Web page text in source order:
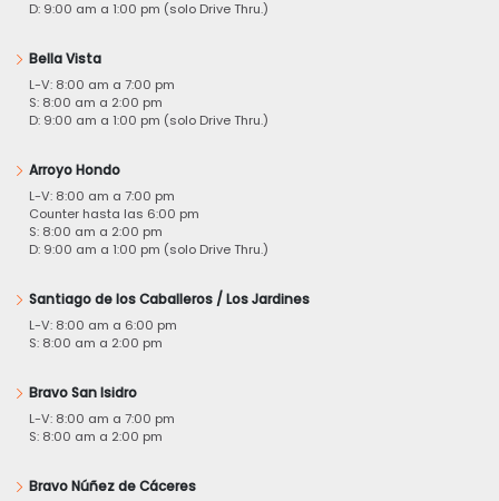
D: 9:00 am a 1:00 pm (solo Drive Thru.)
Bella Vista
L-V: 8:00 am a 7:00 pm
S: 8:00 am a 2:00 pm
D: 9:00 am a 1:00 pm (solo Drive Thru.)
Arroyo Hondo
L-V: 8:00 am a 7:00 pm
Counter hasta las 6:00 pm
S: 8:00 am a 2:00 pm
D: 9:00 am a 1:00 pm (solo Drive Thru.)
Santiago de los Caballeros / Los Jardines
L-V: 8:00 am a 6:00 pm
S: 8:00 am a 2:00 pm
Bravo San Isidro
L-V: 8:00 am a 7:00 pm
S: 8:00 am a 2:00 pm
Bravo Núñez de Cáceres